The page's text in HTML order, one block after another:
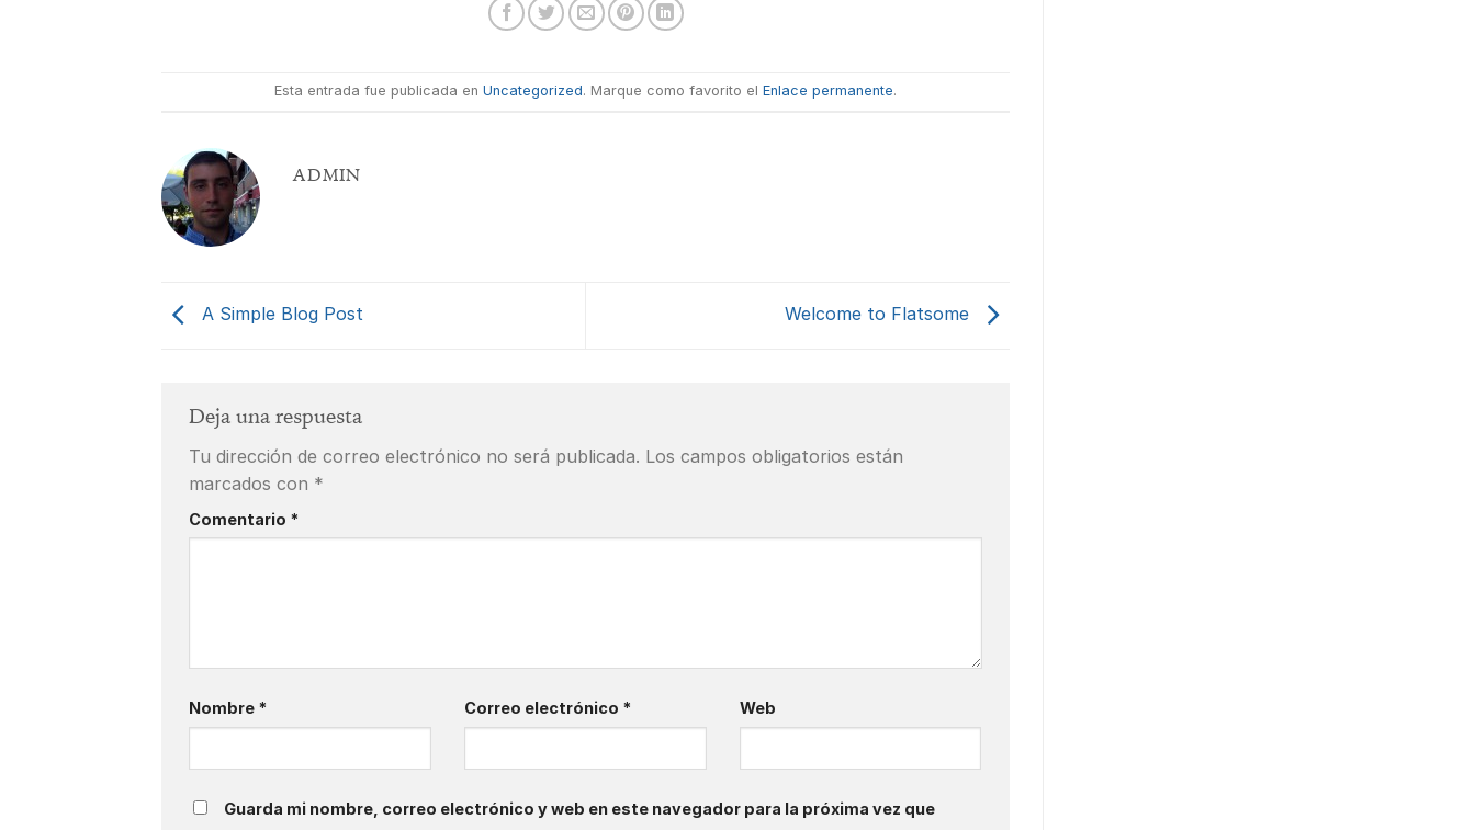
Esta entrada fue publicada en Uncategorized. Marque como favorito el Enlace permanente.
ADMIN
A Simple Blog Post Welcome to Flatsome
Deja una respuesta
Tu dirección de correo electrónico no será publicada. Los campos obligatorios están
marcados con *
Comentario *
Nombre * Correo electrónico * Web
Guarda mi nombre, correo electrónico y web en este navegador para la próxima vez que